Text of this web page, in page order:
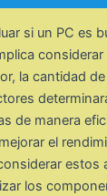
si un PC es
la cantidad
de manera
el
estos
los